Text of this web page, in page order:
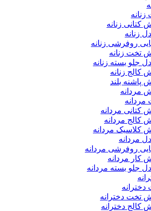
زنانه
کتانی زنانه
زنانه
روفرشی زنانه
تخت زنانه
جلو بسته زنانه
کالج زنانه
پاشنه بلند
مردانه
مردانه
کتانی مردانه
کالج مردانه
کلاسیک مردانه
مردانه
روفرشی مردانه
کار مردانه
جلو بسته مردانه
دخترانه
تخت دخترانه
کالج دخترانه